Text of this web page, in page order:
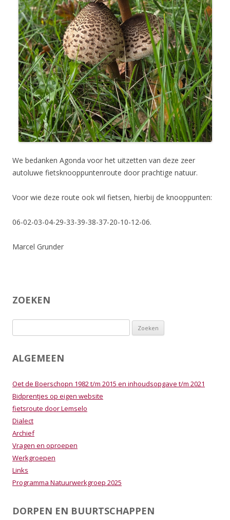
We bedanken Agonda voor het uitzetten van deze zeer
autoluwe fietsknooppuntenroute door prachtige natuur.
Voor wie deze route ook wil fietsen, hierbij de knooppunten:
06-02-03-04-29-33-39-38-37-20-10-12-06.
Marcel Grunder
ZOEKEN
naar:
ALGEMEEN
Oet de Boerschopn 1982 t/m 2015 en inhoudsopgave t/m 2021
Bidprentjes op eigen website
fietsroute door Lemselo
Dialect
Archief
Vragen en oproepen
Werkgroepen
Links
Programma Natuurwerkgroep 2025
DORPEN EN BUURTSCHAPPEN